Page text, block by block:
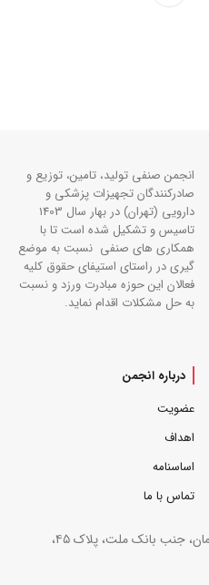
انجمن صنفی تولید، تامین، توزیع و
صادرکنندگان تجهیزات پزشکی و
دارویی (تهران) در بهار سال 1403
تاسیس و تشکیل شده است تا با
همکاری های صنفی نسبت به موضع
گیری در راستای استیفای حقوق کلیه
فعالان این حوزه مبادرت ورزد و نسبت
به حل مشکلات اقدام نماید.
درباره انجمن
عضویت
اهداف
اساسنامه
تماس با ما
تهران، خیابان طالقانی ، خیابان فریمان، جنب بانک ملت، پلاک ۴۵،